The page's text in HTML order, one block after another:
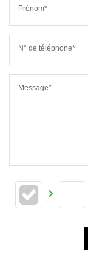
Prénom*
N° de téléphone*
Message*